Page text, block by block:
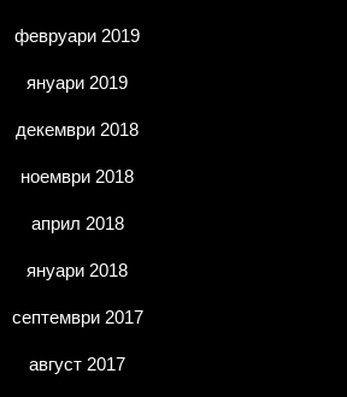
февруари 2019
януари 2019
декември 2018
ноември 2018
април 2018
януари 2018
септември 2017
август 2017